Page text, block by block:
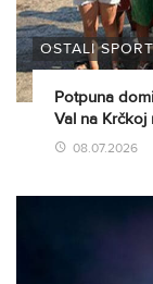
OSTALI
Potpuna
Val na Krčkoj
08.07.2026